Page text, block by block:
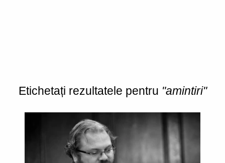
Etichetați rezultatele pentru "amintiri"